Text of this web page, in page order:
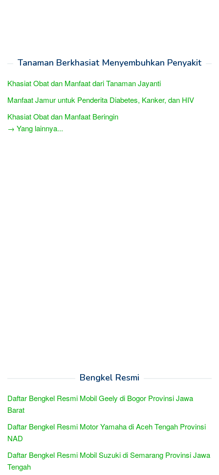
Tanaman Berkhasiat Menyembuhkan Penyakit
Khasiat Obat dan Manfaat dari Tanaman Jayanti
Manfaat Jamur untuk Penderita Diabetes, Kanker, dan HIV
Khasiat Obat dan Manfaat Beringin
→ Yang lainnya...
Bengkel Resmi
Daftar Bengkel Resmi Mobil Geely di Bogor Provinsi Jawa
Barat
Daftar Bengkel Resmi Motor Yamaha di Aceh Tengah Provinsi
NAD
Daftar Bengkel Resmi Mobil Suzuki di Semarang Provinsi Jawa
Tengah